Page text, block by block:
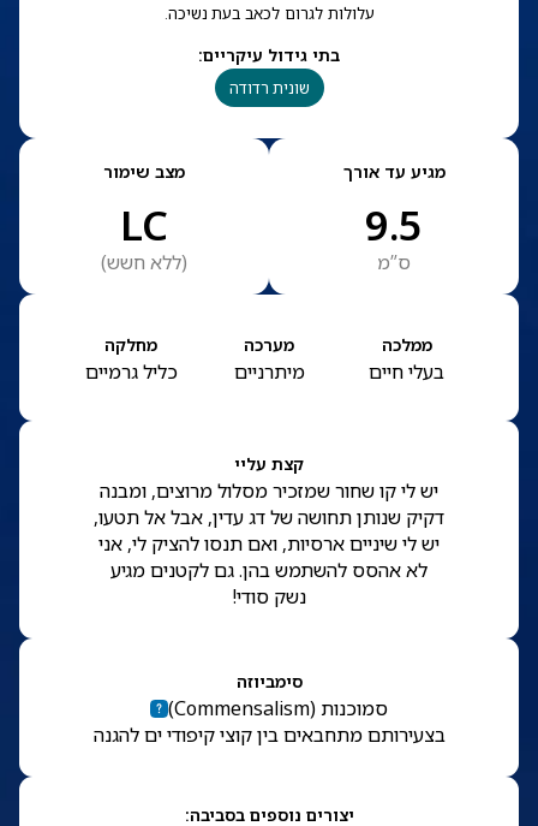
עלולות לגרום לכאב בעת נשיכה.
בתי גידול עיקריים:
שונית רדודה
מגיע עד אורך
9.5
ס”מ
מצב שימור
LC
(ללא חשש)
ממלכה
בעלי חיים
מערכה
מיתרניים
מחלקה
כליל גרמיים
קצת עליי
יש לי קו שחור שמזכיר מסלול מרוצים, ומבנה
דקיק שנותן תחושה של דג עדין, אבל אל תטעו,
יש לי שיניים ארסיות, ואם תנסו להציק לי, אני
לא אהסס להשתמש בהן. גם לקטנים מגיע
נשק סודי!
סימביוזה
סמוכנות (
Commensalism
)
בצעירותם מתחבאים בין קוצי קיפודי ים להגנה
יצורים נוספים בסביבה: